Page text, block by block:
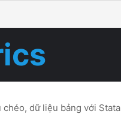
chéo, dữ liệu bảng với Stata